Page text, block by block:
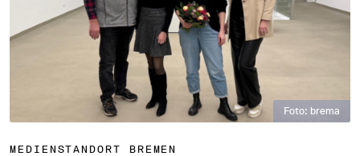
Foto: brema
MEDIENSTANDORT BREMEN